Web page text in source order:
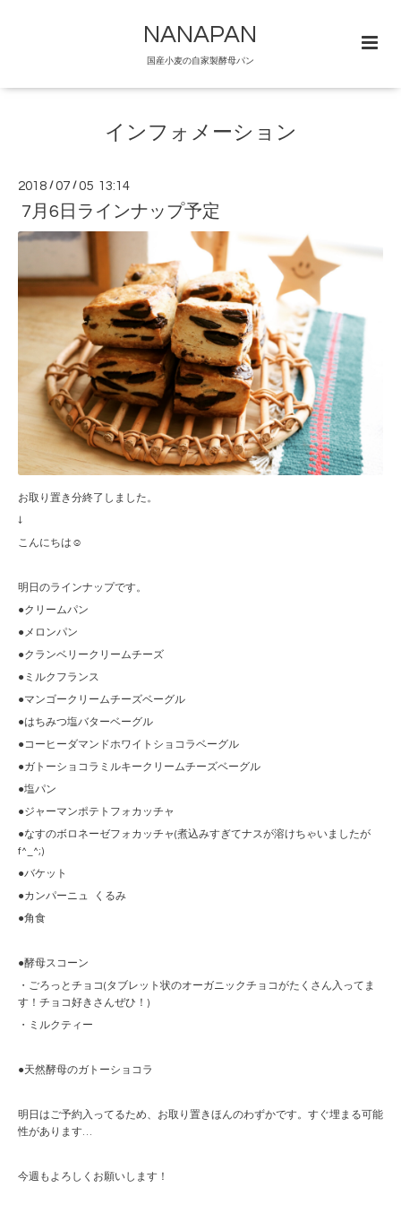
NANAPAN
国産小麦の自家製酵母パン
インフォメーション
2018 /07 /05 13:14
7月6日ラインナップ予定
お取り置き分終了しました。
↓
こんにちは☺︎
明日のラインナップです。
●クリームパン
●メロンパン
●クランベリークリームチーズ
●ミルクフランス
●マンゴークリームチーズベーグル
●はちみつ塩バターベーグル
●コーヒーダマンドホワイトショコラベーグル
●ガトーショコラミルキークリームチーズベーグル
●塩パン
●ジャーマンポテトフォカッチャ
●なすのボロネーゼフォカッチャ(煮込みすぎてナスが溶けちゃいましたが
f^_^;)
●バケット
●カンパーニュ くるみ
●角食
●酵母スコーン
・ごろっとチョコ(タブレット状のオーガニックチョコがたくさん入ってま
す！チョコ好きさんぜひ！)
・ミルクティー
●天然酵母のガトーショコラ
明日はご予約入ってるため、お取り置きほんのわずかです。すぐ埋まる可能
性があります…
今週もよろしくお願いします！